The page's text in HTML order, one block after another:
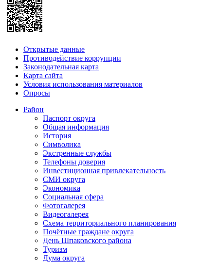
Открытые данные
Противодействие коррупции
Законодательная карта
Карта сайта
Условия использования материалов
Опросы
Район
Паспорт округа
Общая информация
История
Символика
Экстренные службы
Телефоны доверия
Инвестиционная привлекательность
СМИ округа
Экономика
Социальная сфера
Фотогалерея
Видеогалерея
Схема территориального планирования
Почётные граждане округа
День Шпаковского района
Туризм
Дума округа